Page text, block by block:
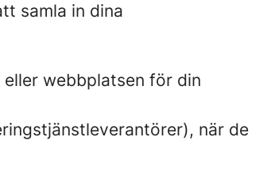
samla in dina
webbplatsen för din
när de